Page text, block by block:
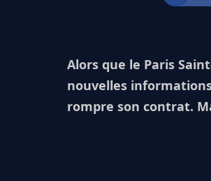
Alors que le Paris
nouvelles
rompre son contrat.